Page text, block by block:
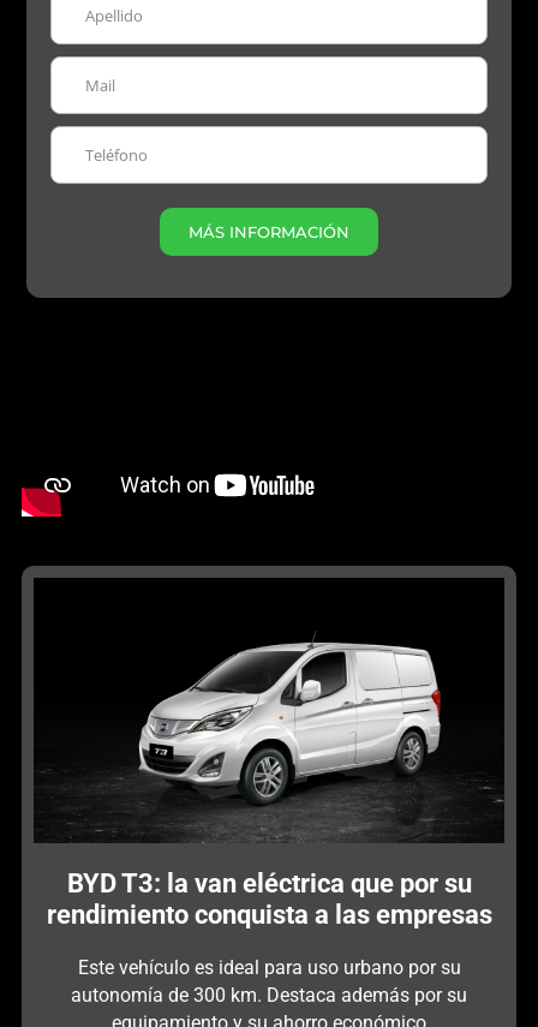
MÁS INFORMACIÓN
BYD T3: la van eléctrica que por su
rendimiento conquista a las empresas
Este vehículo es ideal para uso urbano por su
autonomía de 300 km. Destaca además por su